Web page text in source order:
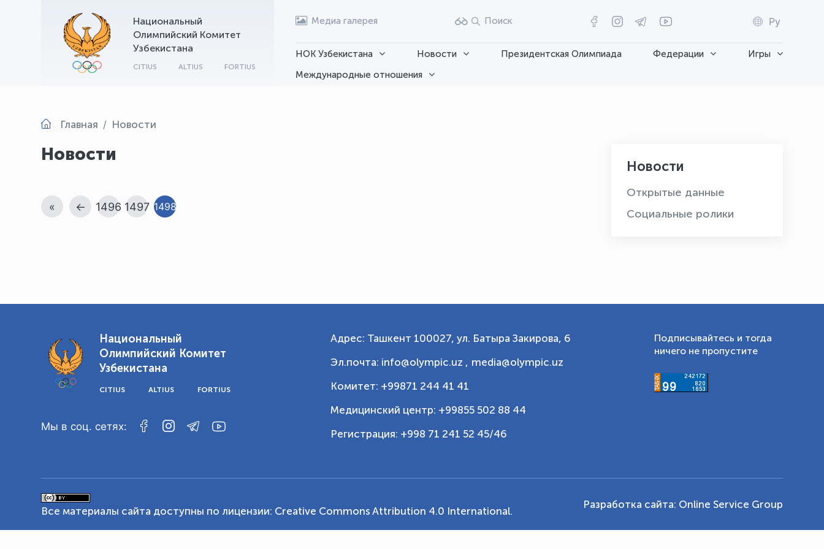
Национальный
Олимпийский Комитет
Узбекистана
CITIUS ALTIUS FORTIUS
Медиа галерея Поиск Ру
НОК Узбекистана Новости Президентская Олимпиада Федерации
Игры
Международные отношения
Главная Новости
Новости
« ← 1496 1497 1498
Новости
Открытые данные
Социальные ролики
Национальный
Олимпийский Комитет
Узбекистана
CITIUS ALTIUS FORTIUS
Мы в соц. сетях:
Адрес: Ташкент 100027, ул. Батыра Закирова, 6
Эл.почта: info@olympic.uz , media@olympic.uz
Комитет: +99871 244 41 41
Медицинский центр: +99855 502 88 44
Регистрация: +998 71 241 52 45/46
Подписывайтесь и тогда
ничего не пропустите
Все материалы сайта доступны по лицензии: Creative Commons Attribution 4.0 International.
Разработка сайта: Online Service Group
OLYMPCHIK AI - yordamchi